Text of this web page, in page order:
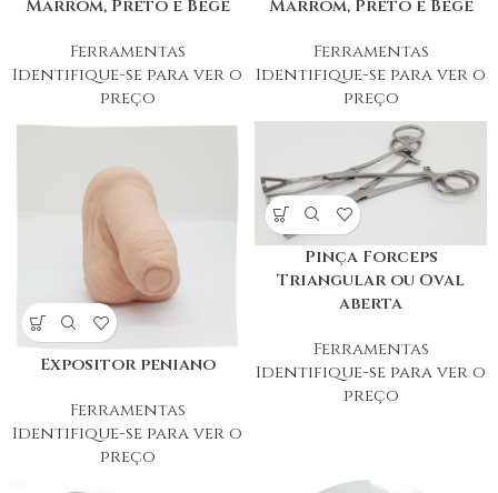
Marrom, Preto e Bege
Ferramentas
Identifique-se para ver o
preço
Marrom, Preto e Bege
Ferramentas
Identifique-se para ver o
preço
Expositor peniano
Ferramentas
Identifique-se para ver o
preço
Pinça Forceps
Triangular ou Oval
aberta
Ferramentas
Identifique-se para ver o
preço